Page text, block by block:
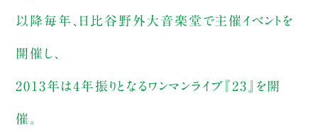
以降毎年、日比谷野外大音楽堂で主催イベントを
開催し、
2013年は4年振りとなるワンマンライブ『23』を開
催。